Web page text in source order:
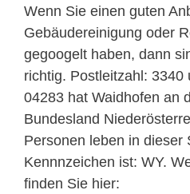
Wenn Sie einen guten
Gebäudereinigung oder
gegoogelt haben, dann
richtig. Postleitzahl: 3340
04283 hat Waidhofen an
Bundesland
Personen leben in dieser
Kennnzeichen ist: WY.
finden Sie hier: